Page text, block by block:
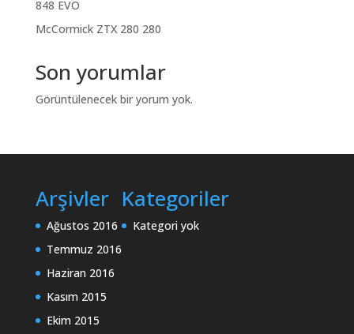
848 EVO
McCormick ZTX 280 280
Son yorumlar
Görüntülenecek bir yorum yok.
Arşivler
Ağustos 2016
Temmuz 2016
Haziran 2016
Kasım 2015
Ekim 2015
Kategoriler
Kategori yok